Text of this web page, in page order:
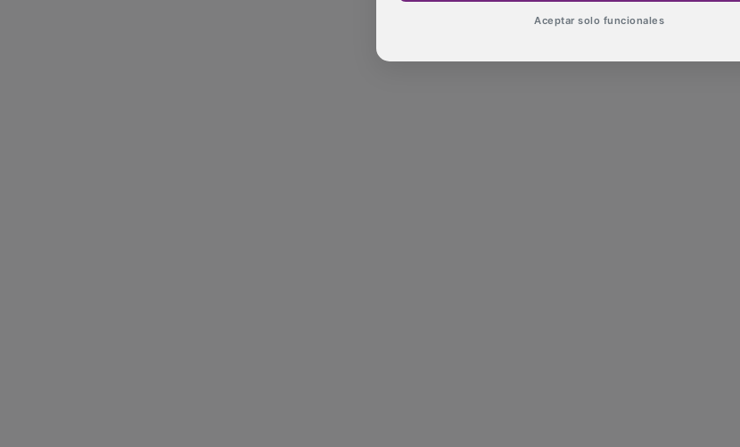
Aceptar solo funcionales